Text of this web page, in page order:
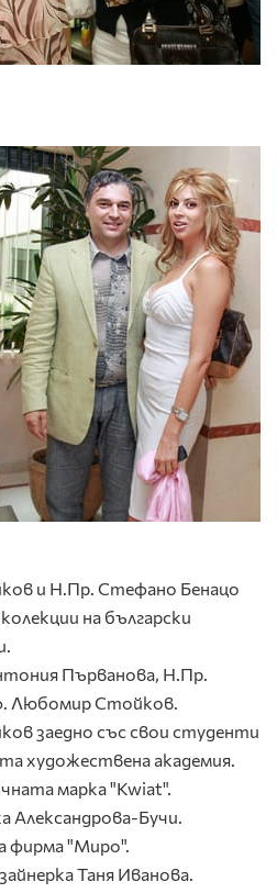
и Н.Пр. Стефано Бенацо
на български
Първанова, Н.Пр.
Любомир Стойков.
заедно със свои студенти
художествена академия.
марка "Kwiat".
Александрова-Бучи.
фирма "Миро".
Таня Иванова.